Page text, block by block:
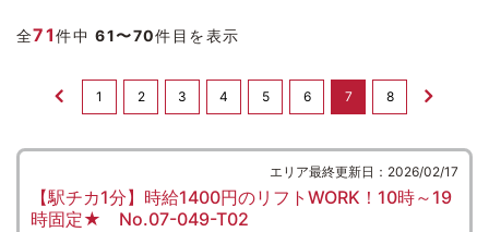
全71件中61〜70件目を表示
1 2 3 4 5 6 7 8
エリア最終更新日：2026/02/17
【駅チカ1分】時給1400円のリフトWORK！10時～19
時固定★ No.07-049-T02